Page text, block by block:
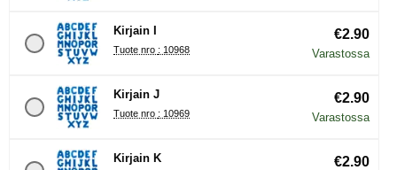
Kirjain I
Tuote nro : 10968
€2.90
Varastossa
Kirjain J
Tuote nro : 10969
€2.90
Varastossa
Kirjain K €2.90